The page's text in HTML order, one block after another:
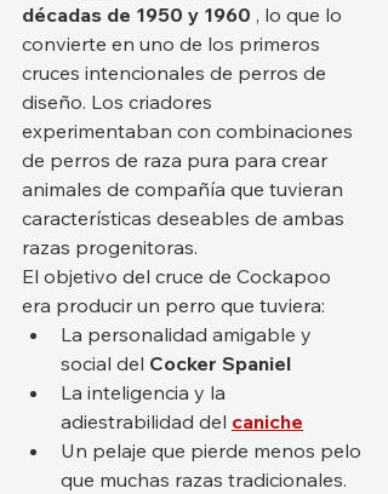
décadas de 1950 y 1960 , lo que lo
convierte en uno de los primeros
cruces intencionales de perros de
diseño. Los criadores
experimentaban con combinaciones
de perros de raza pura para crear
animales de compañía que tuvieran
características deseables de ambas
razas progenitoras.
El objetivo del cruce de Cockapoo
era producir un perro que tuviera:
La personalidad amigable y
social del Cocker Spaniel
La inteligencia y la
adiestrabilidad del caniche
Un pelaje que pierde menos pelo
que muchas razas tradicionales.